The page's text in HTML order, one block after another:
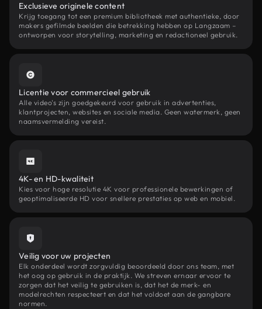
Exclusieve originele content
Krijg toegang tot een premium bibliotheek met authentieke, door
makers gefilmde beelden die betrekking hebben op Langzaam –
ontworpen voor storytelling, marketing en redactioneel gebruik.
Licentie voor commercieel gebruik
Alle video's zijn goedgekeurd voor gebruik in advertenties,
klantprojecten, websites en sociale media. Geen watermerk, geen
naamsvermelding vereist.
4K- en HD-kwaliteit
Kies voor hoge resolutie 4K voor professionele bewerkingen of
geoptimaliseerde HD voor snellere prestaties op web en mobiel.
Veilig voor uw projecten
Elk onderdeel wordt zorgvuldig beoordeeld door ons team, met
het oog op gebruik in de praktijk. We streven ernaar ervoor te
zorgen dat het veilig te gebruiken is, dat het de merk- en
modelrechten respecteert en dat het voldoet aan de gangbare
normen.